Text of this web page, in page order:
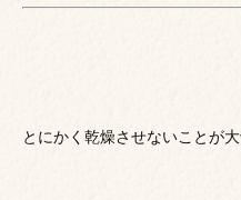
とにかく乾燥させないことが大